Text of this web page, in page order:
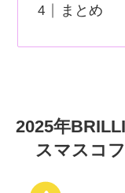
まとめ
2025年
スマスコ